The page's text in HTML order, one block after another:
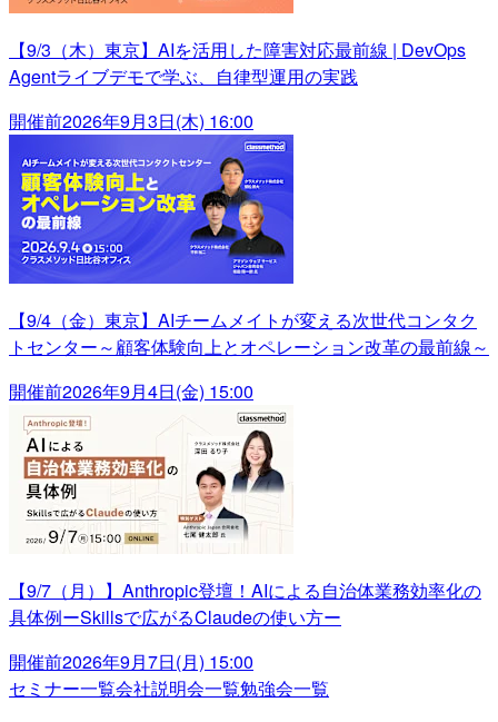
【9/3（木）東京】AIを活用した障害対応最前線 | DevOps
Agentライブデモで学ぶ、自律型運用の実践
開催前2026年9月3日(木) 16:00
【9/4（金）東京】AIチームメイトが変える次世代コンタク
トセンター～顧客体験向上とオペレーション改革の最前線～
開催前2026年9月4日(金) 15:00
【9/7（月）】Anthropic登壇！AIによる自治体業務効率化の
具体例ーSkillsで広がるClaudeの使い方ー
開催前2026年9月7日(月) 15:00
セミナー一覧会社説明会一覧勉強会一覧